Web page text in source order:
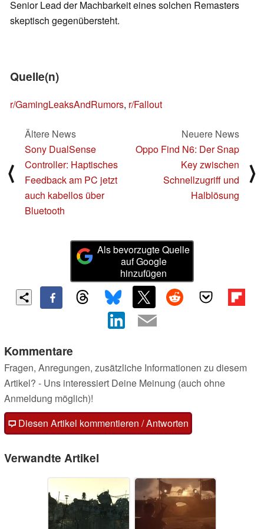
Senior Lead der Machbarkeit eines solchen Remasters
skeptisch gegenübersteht.
Quelle(n)
r/GamingLeaksAndRumors, r/Fallout
⟨
Ältere News
Sony DualSense
Controller: Haptisches
Feedback am PC jetzt
auch kabellos über
Bluetooth
Neuere News
Oppo Find N6: Der Snap
Key zwischen
Schnellzugriff und
Halblösung
⟩
Als bevorzugte Quelle
auf Google
hinzufügen
Kommentare
Fragen, Anregungen, zusätzliche Informationen zu diesem
Artikel? - Uns interessiert Deine Meinung (auch ohne
Anmeldung möglich)!
Diesen Artikel kommentieren / Antworten
Verwandte Artikel